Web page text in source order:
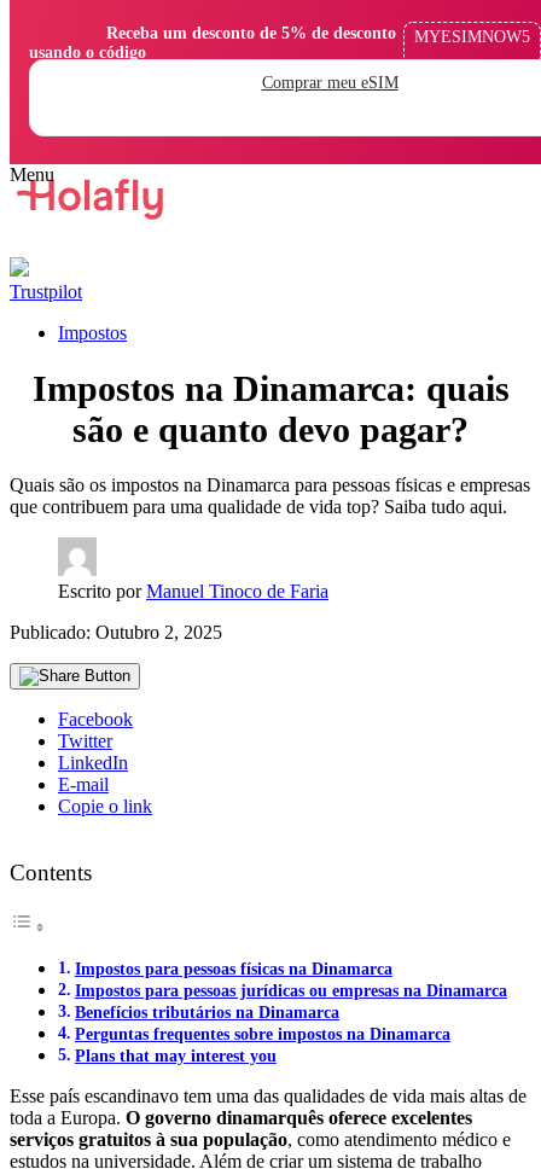
usando o código
MYESIMNOW5
Comprar meu eSIM
Trustpilot
Impostos
Impostos na Dinamarca: quais
são e quanto devo pagar?
Quais são os impostos na Dinamarca para pessoas físicas e empresas
que contribuem para uma qualidade de vida top? Saiba tudo aqui.
Escrito porManuel Tinoco de Faria
Publicado: Outubro 2, 2025
Facebook
Twitter
LinkedIn
E-mail
Copie o link
Contents
Impostos para pessoas físicas na Dinamarca
Impostos para pessoas jurídicas ou empresas na Dinamarca
Benefícios tributários na Dinamarca
Perguntas frequentes sobre impostos na Dinamarca
Plans that may interest you
Esse país escandinavo tem uma das qualidades de vida mais altas de
toda a Europa. O governo dinamarquês oferece excelentes
serviços gratuitos à sua população, como atendimento médico e
estudos na universidade. Além de criar um sistema de trabalho